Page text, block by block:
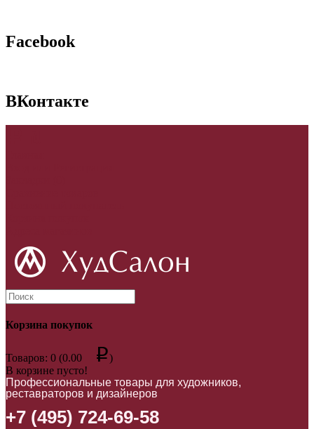
Facebook
ВКонтакте
Корзина покупок
Товаров: 0 (0.00 p)
В корзине пусто!
Профессиональные товары для художников,
реставраторов и дизайнеров
+7 (495) 724-69-58